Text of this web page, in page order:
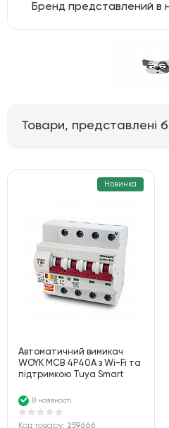
Бренд представлений в
Товари, представлені
Новинка
Автоматичний вимикач
WOYK MCB 4P40A з Wi-Fi та
підтримкою Tuya Smart
В наявності
Код товару: 259666